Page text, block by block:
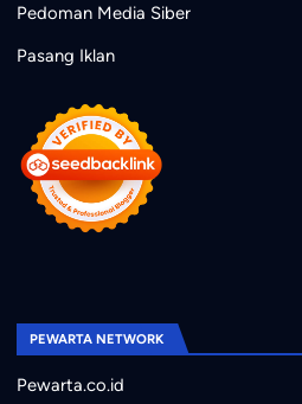
Pedoman Media Siber
Pasang Iklan
PEWARTA NETWORK
Pewarta.co.id